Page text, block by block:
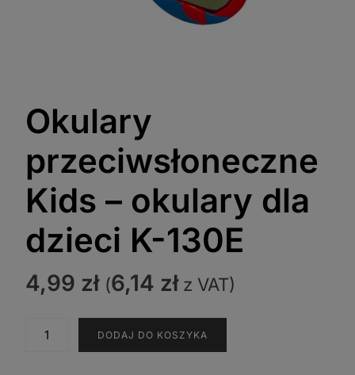
Okulary
przeciwsłoneczne
Kids – okulary dla
dzieci K-130E
4,99 zł (6,14 złz VAT)
DODAJ DO KOSZYKA